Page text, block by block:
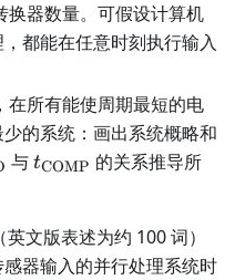
换器数量。可假设计算机
都能在任意时刻执行输入
在所有能使周期最短的电
的系统：画出系统概略和
与 tCOMP 的关系推导所
文版表述为约 100 词）
器输入的并行处理系统时